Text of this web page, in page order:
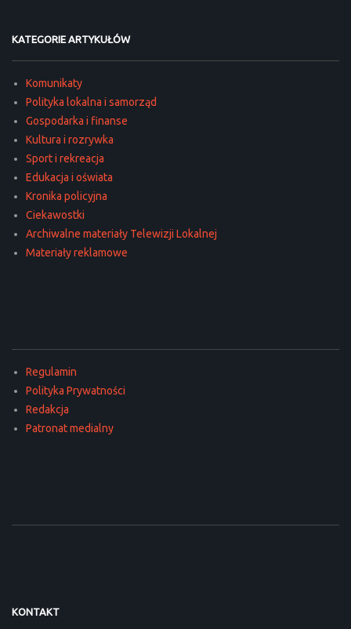
KATEGORIE ARTYKUŁÓW
Komunikaty
Polityka lokalna i samorząd
Gospodarka i finanse
Kultura i rozrywka
Sport i rekreacja
Edukacja i oświata
Kronika policyjna
Ciekawostki
Archiwalne materiały Telewizji Lokalnej
Materiały reklamowe
Regulamin
Polityka Prywatności
Redakcja
Patronat medialny
KONTAKT